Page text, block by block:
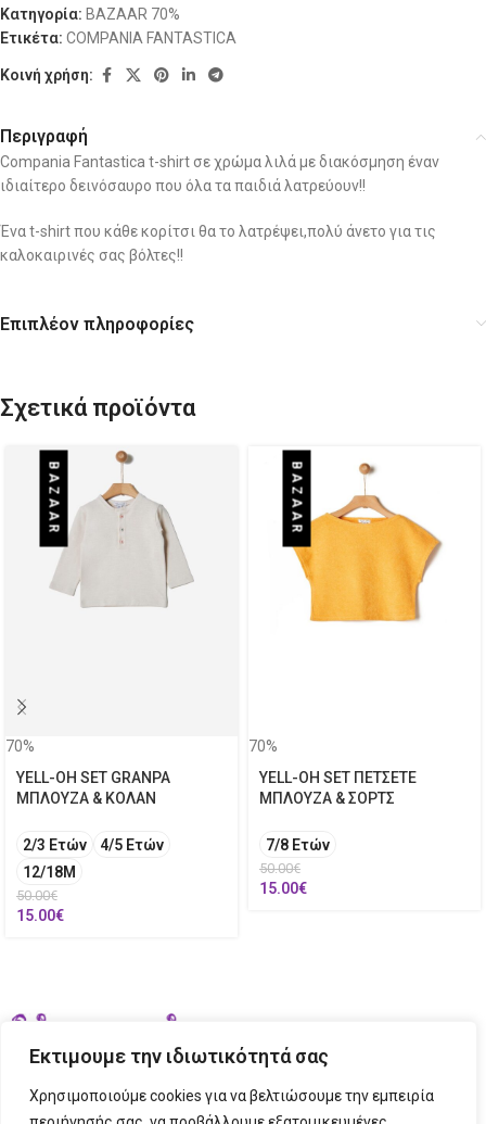
Εκτιμουμε την ιδιωτικότητά σας
Χρησιμοποιούμε cookies για να βελτιώσουμε την εμπειρία
Κατηγορία: BAZAAR 70%
Ετικέτα: COMPANIA FANTASTICA
Κοινή χρήση:
Περιγραφή
Compania Fantastica t-shirt σε χρώμα λιλά με διακόσμηση έναν
ιδιαίτερο δεινόσαυρο που όλα τα παιδιά λατρεύουν!!
Ένα t-shirt που κάθε κορίτσι θα το λατρέψει,πολύ άνετο για τις
καλοκαιρινές σας βόλτες!!
Επιπλέον πληροφορίες
Σχετικά προϊόντα
BAZAAR
70%
YELL-OH SET GRANPA
ΜΠΛΟΥΖΑ & ΚΟΛΑΝ
2/3 Ετών
4/5 Ετών
12/18M
50.00€
15.00€
BAZAAR
70%
YELL-OH SET ΠΕΤΣΕΤΕ
ΜΠΛΟΥΖΑ & ΣΟΡΤΣ
7/8 Ετών
50.00€
15.00€